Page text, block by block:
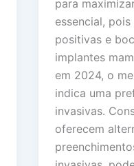
para
essencial,
positivas e
implantes
em 2024, o
indica uma
invasivas.
oferecem